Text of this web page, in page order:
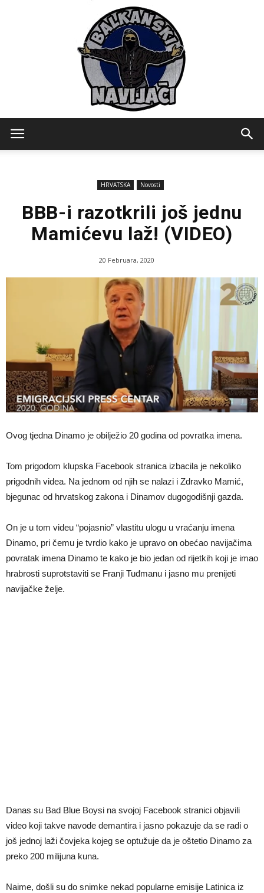
HRVATSKA Novosti
BBB-i razotkrili još jednu
Mamićevu laž! (VIDEO)
20 Februara, 2020
Ovog tjedna Dinamo je obilježio 20 godina od povratka imena.
Tom prigodom klupska Facebook stranica izbacila je nekoliko
prigodnih videa. Na jednom od njih se nalazi i Zdravko Mamić,
bjegunac od hrvatskog zakona i Dinamov dugogodišnji gazda.
On je u tom videu “pojasnio” vlastitu ulogu u vraćanju imena
Dinamo, pri čemu je tvrdio kako je upravo on obećao navijačima
povratak imena Dinamo te kako je bio jedan od rijetkih koji je imao
hrabrosti suprotstaviti se Franji Tuđmanu i jasno mu prenijeti
navijačke želje.
Danas su Bad Blue Boysi na svojoj Facebook stranici objavili
video koji takve navode demantira i jasno pokazuje da se radi o
još jednoj laži čovjeka kojeg se optužuje da je oštetio Dinamo za
preko 200 milijuna kuna.
Naime, došli su do snimke nekad popularne emisije Latinica iz